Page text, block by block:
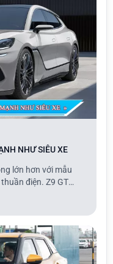
NHƯ SIÊU XE
lớn hơn với mẫu
điện. Z9 GT
có thiết kế dài hơn,
tương tự như Zeekr